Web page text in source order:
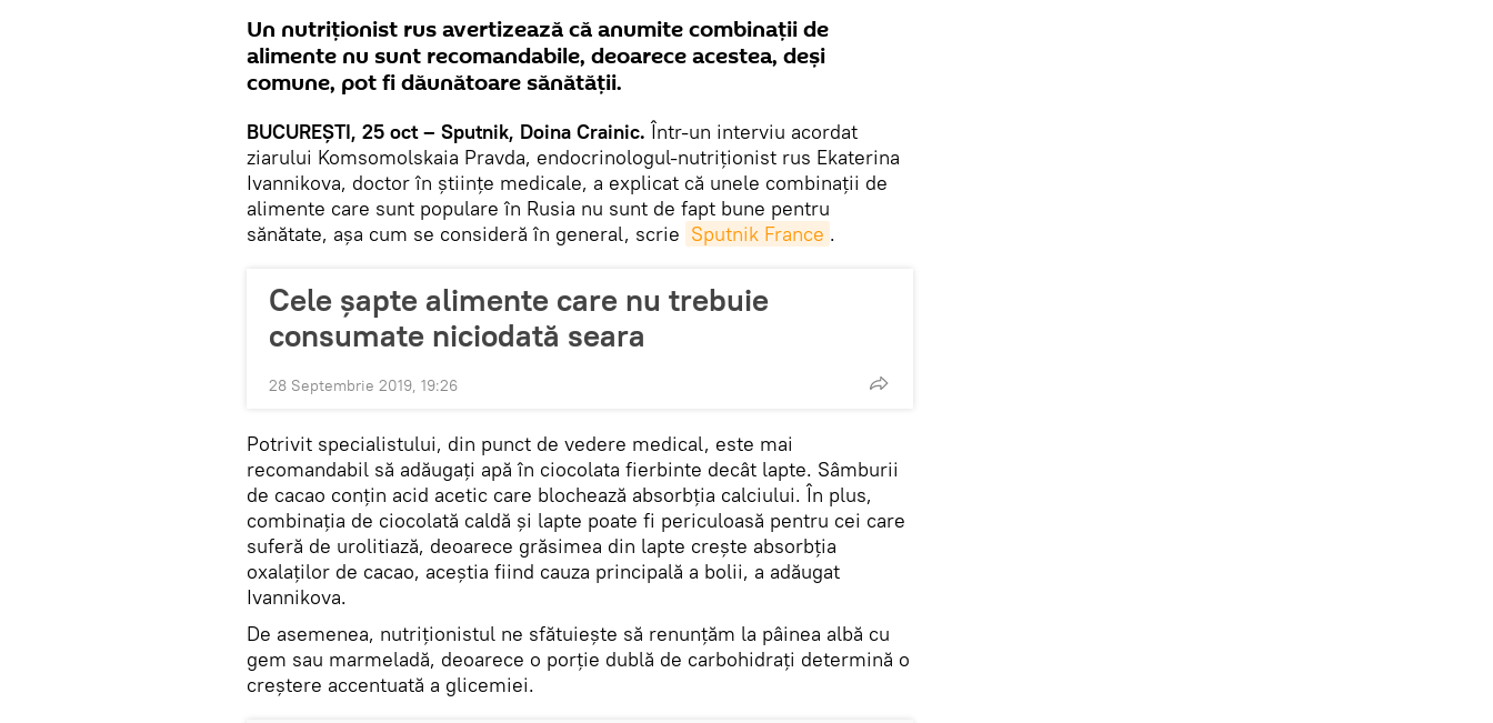
Un nutriționist rus avertizează că anumite combinaţii de
alimente nu sunt recomandabile, deoarece acestea, deși
comune, pot fi dăunătoare sănătății.
BUCUREŞTI, 25 oct – Sputnik, Doina Crainic. Într-un interviu acordat
ziarului Komsomolskaia Pravda, endocrinologul-nutriționist rus Ekaterina
Ivannikova, doctor în științe medicale, a explicat că unele combinații de
alimente care sunt populare în Rusia nu sunt de fapt bune pentru
sănătate, aşa cum se consideră în general, scrie Sputnik France .
Cele șapte alimente care nu trebuie
consumate niciodată seara
28 Septembrie 2019, 19:26
Potrivit specialistului, din punct de vedere medical, este mai
recomandabil să adăugați apă în ciocolata fierbinte decât lapte. Sâmburii
de cacao conțin acid acetic care blochează absorbția calciului. În plus,
combinația de ciocolată caldă și lapte poate fi periculoasă pentru cei care
suferă de urolitiază, deoarece grăsimea din lapte crește absorbția
oxalaților de cacao, aceştia fiind cauza principală a bolii, a adăugat
Ivannikova.
De asemenea, nutriționistul ne sfătuieşte să renunţăm la pâinea albă cu
gem sau marmeladă, deoarece o porție dublă de carbohidrați determină o
creștere accentuată a glicemiei.